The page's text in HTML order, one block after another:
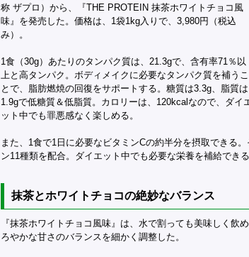
称 ザプロ）から、『THE PROTEIN 抹茶ホワイトチョコ風
味』を発売した。価格は、1袋1kg入りで、3,980円（税込
み）。
1食（30g）あたりのタンパク質は、21.3gで、含有率71％以
上と高タンパク。ボディメイクに必要なタンパク質を補うこ
とで、脂肪燃焼の回復をサポートする。糖質は3.3g、脂質は
1.9gで低糖質＆低脂質。カロリーは、120kcalなので、ダイ
ット中でも罪悪感なく楽しめる。
また、1食で1日に必要なビタミンCの約半分を摂取できる
ン11種類を配合。ダイエット中でも必要な栄養を補給できる
抹茶とホワイトチョコの絶妙なバランス
『抹茶ホワイトチョコ風味』は、水で割っても美味しく飲
ろやかな甘さのバランスを細かく調整した。